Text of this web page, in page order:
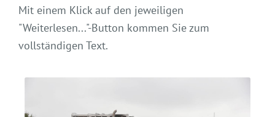
Mit einem Klick auf den jeweiligen
"Weiterlesen..."-Button kommen Sie zum
vollständigen Text.